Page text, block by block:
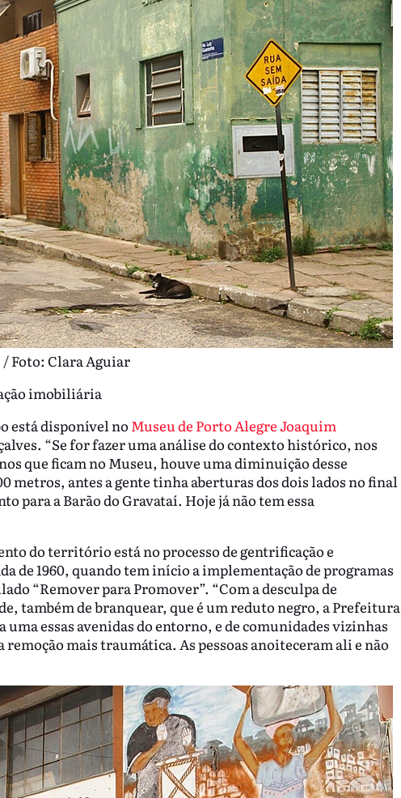
/ Foto: Clara Aguiar
imobiliária
está disponível no Museu de Porto Alegre Joaquim
“Se for fazer uma análise do contexto histórico, nos
que ficam no Museu, houve uma diminuição desse
metros, antes a gente tinha aberturas dos dois lados no final
para a Barão do Gravataí. Hoje já não tem essa
do território está no processo de gentrificação e
de 1960, quando tem início a implementação de programas
“Remover para Promover”. “Com a desculpa de
também de branquear, que é um reduto negro, a Prefeitura
uma essas avenidas do entorno, e de comunidades vizinhas
mais traumática. As pessoas anoiteceram ali e não